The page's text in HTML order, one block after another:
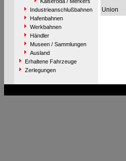
Industrieanschlußbahnen
Hafenbahnen
Werkbahnen
Händler
Museen / Sammlungen
Ausland
Erhaltene Fahrzeuge
Zerlegungen
Union